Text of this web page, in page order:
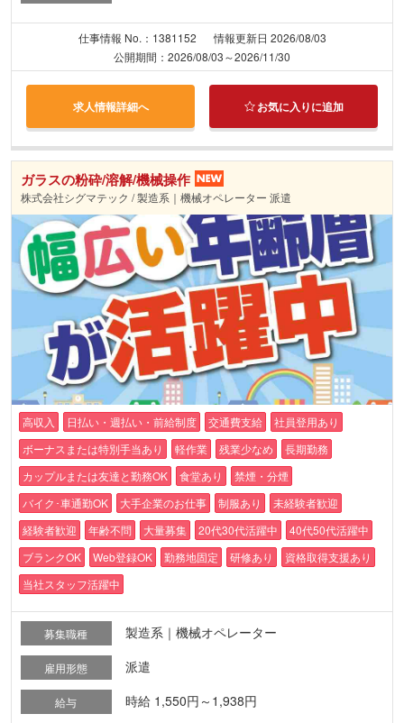
仕事情報 No.：1381152
情報更新日 2026/08/03
公開期間：2026/08/03～2026/11/30
求人情報詳細へ お気に入りに追加
ガラスの粉砕/溶解/機械操作
株式会社シグマテック / 製造系｜機械オペレーター 派遣
高収入 日払い・週払い・前給制度 交通費支給
社員登用あり
ボーナスまたは特別手当あり
軽作業 残業少なめ
長期勤務
カップルまたは友達と勤務OK
食堂あり
禁煙・分煙
バイク･車通勤OK
大手企業のお仕事 制服あり
未経験者歓迎
経験者歓迎
年齢不問 大量募集 20代30代活躍中
40代50代活躍中
ブランクOK
Web登録OK 勤務地固定 研修あり
資格取得支援あり
当社スタッフ活躍中
募集職種 製造系｜機械オペレーター
雇用形態 派遣
給与 時給 1,550円～1,938円